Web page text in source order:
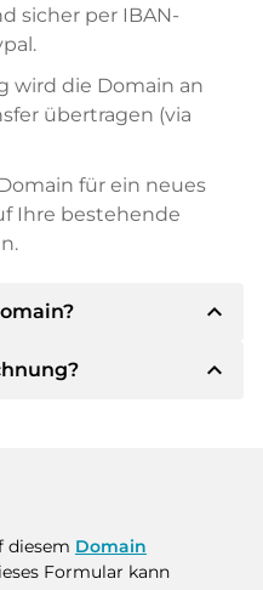
sicher per IBAN-
wird die Domain an
übertragen (via
für ein neues
Ihre bestehende
expand_less
der Inhaber Ihnen die
immer
expand_less
Sie auf
Kaufvertrag.
diesem Domain
Formular kann